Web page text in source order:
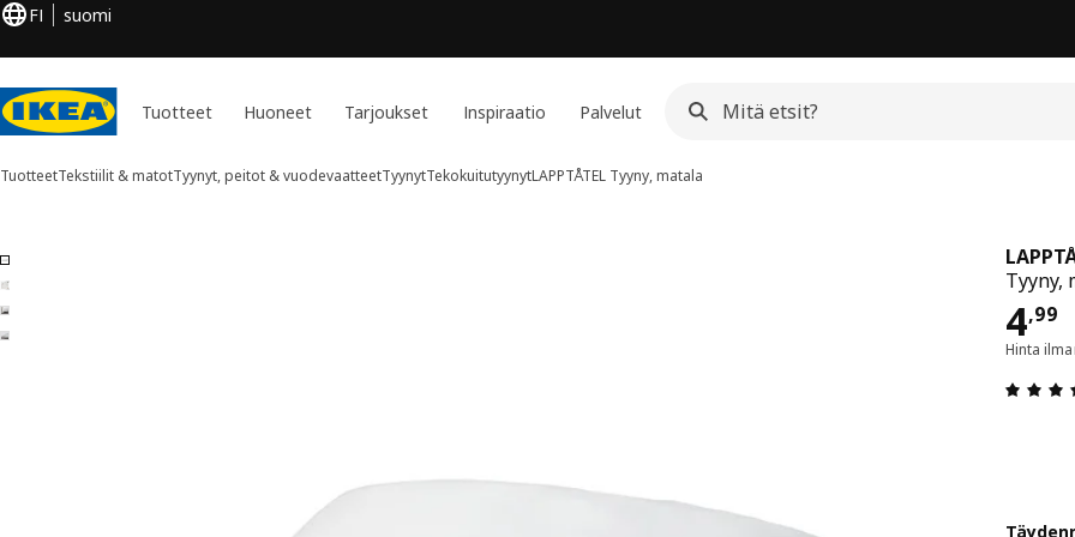
FI suomi
Tuotteet Huoneet Tarjoukset Inspiraatio Palvelut
TuotteetTekstiilit & matotTyynyt, peitot & vuodevaatteetTyynytTekokuitutyynytLAPPTÅTEL Tyyny, matala
4 LAPPTÅTEL kuvaa
kuvat
Tyyny,
4,99
Hinta